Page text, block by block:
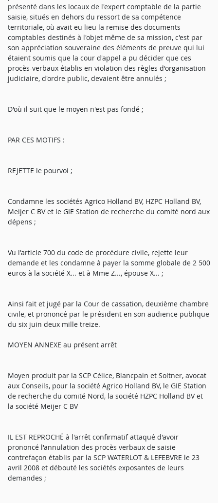
présenté dans les locaux de l'expert comptable de la partie
saisie, situés en dehors du ressort de sa compétence
territoriale, où avait eu lieu la remise des documents
comptables destinés à l'objet même de sa mission, c'est par
son appréciation souveraine des éléments de preuve qui lui
étaient soumis que la cour d'appel a pu décider que ces
procès-verbaux établis en violation des règles d'organisation
judiciaire, d'ordre public, devaient être annulés ;
D'où il suit que le moyen n'est pas fondé ;
PAR CES MOTIFS :
REJETTE le pourvoi ;
Condamne les sociétés Agrico Holland BV, HZPC Holland BV,
Meijer C BV et le GIE Station de recherche du comité nord aux
dépens ;
Vu l'article 700 du code de procédure civile, rejette leur
demande et les condamne à payer la somme globale de 2 500
euros à la société X... et à Mme Z..., épouse X... ;
Ainsi fait et jugé par la Cour de cassation, deuxième chambre
civile, et prononcé par le président en son audience publique
du six juin deux mille treize.
MOYEN ANNEXE au présent arrêt
Moyen produit par la SCP Célice, Blancpain et Soltner, avocat
aux Conseils, pour la société Agrico Holland BV, le GIE Station
de recherche du comité Nord, la société HZPC Holland BV et
la société Meijer C BV
IL EST REPROCHÉ à l'arrêt confirmatif attaqué d'avoir
prononcé l'annulation des procès verbaux de saisie
contrefaçon établis par la SCP WATERLOT & LEFEBVRE le 23
avril 2008 et débouté les sociétés exposantes de leurs
demandes ;